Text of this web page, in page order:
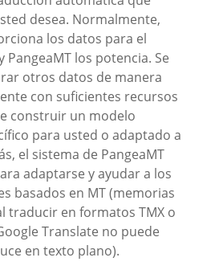
desea. Normalmente,
los datos para el
los potencia. Se
otros datos de manera
con suficientes recursos
construir un modelo
para usted o adaptado a
el sistema de PangeaMT
adaptarse y ayudar a los
basados en MT (memorias
traducir en formatos TMX o
Translate no puede
en texto plano).